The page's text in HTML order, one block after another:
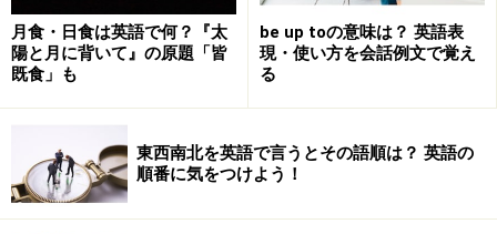
月食・日食は英語で何？『太
陽と月に背いて』の原題「皆
既食」も
be up toの意味は？ 英語表
現・使い方を会話例文で覚え
る
東西南北を英語で言うとその語順は？ 英語の
順番に気をつけよう！